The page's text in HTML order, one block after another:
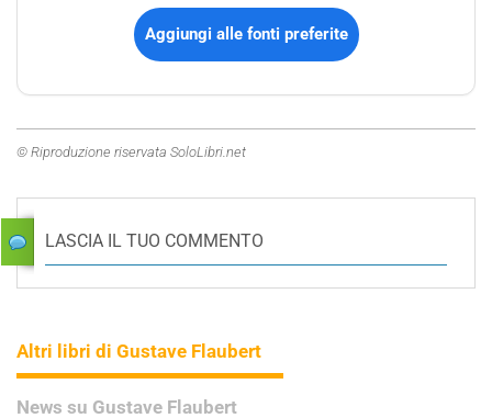
Aggiungi alle fonti preferite
© Riproduzione riservata SoloLibri.net
LASCIA IL TUO COMMENTO
Altri libri di Gustave Flaubert
News su Gustave Flaubert